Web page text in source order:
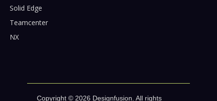
Solid Edge
Teamcenter
NX
Copyright © 2026 Designfusion. All rights